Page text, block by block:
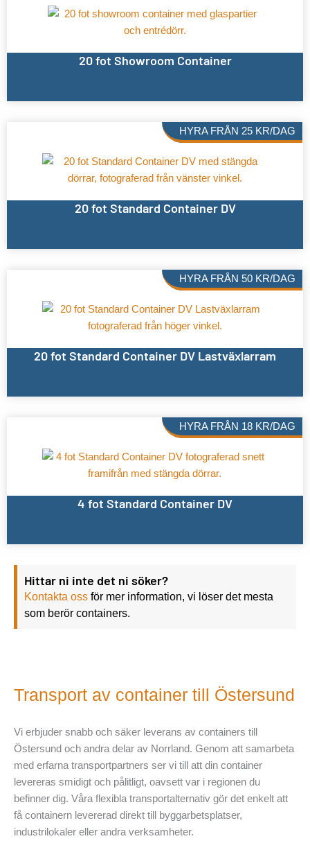
20 fot Showroom Container
HYRA FRÅN 25 KR/DAG
20 fot Standard Container DV
HYRA FRÅN 50 KR/DAG
20 fot Standard Container DV Lastväxlarram
HYRA FRÅN 18 KR/DAG
4 fot Standard Container DV
Hittar ni inte det ni söker?
Kontakta oss för mer information, vi löser det mesta
som berör containers.
Transport av container till Östersund
Vi erbjuder snabb och säker leverans av containers till
Östersund och andra delar av Norrland. Genom att samarbeta
med erfarna transportpartners ser vi till att din container
levereras smidigt och pålitligt, oavsett var i regionen du
befinner dig. Våra flexibla transportalternativ gör det enkelt att
få containern levererad direkt till byggarbetsplatser,
industrilokaler eller andra verksamheter.